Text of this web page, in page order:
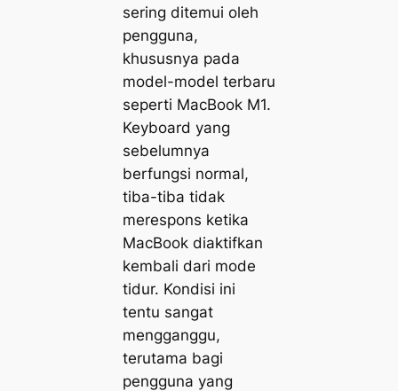
sering ditemui oleh
pengguna,
khususnya pada
model-model terbaru
seperti MacBook M1.
Keyboard yang
sebelumnya
berfungsi normal,
tiba-tiba tidak
merespons ketika
MacBook diaktifkan
kembali dari mode
tidur. Kondisi ini
tentu sangat
mengganggu,
terutama bagi
pengguna yang